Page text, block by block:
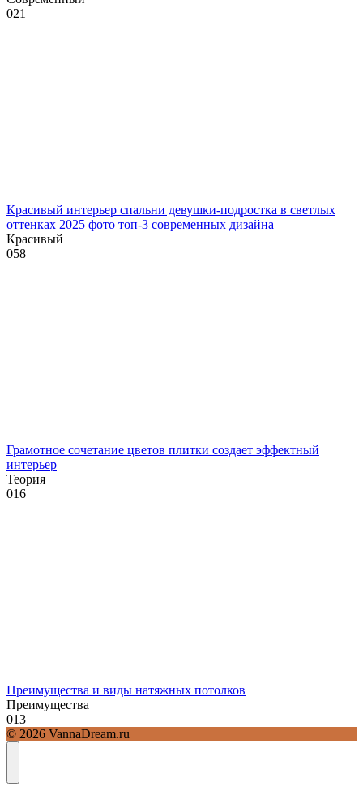
021
Красивый интерьер спальни девушки-подростка в светлых
оттенках 2025 фото топ-3 современных дизайна
Красивый
058
Грамотное сочетание цветов плитки создает эффектный
интерьер
Теория
016
Преимущества и виды натяжных потолков
Преимущества
013
© 2026 VannaDream.ru